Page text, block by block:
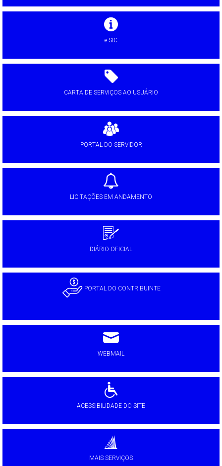
e-SIC
CARTA DE SERVIÇOS AO USUÁRIO
PORTAL DO SERVIDOR
LICITAÇÕES EM ANDAMENTO
DIÁRIO OFICIAL
PORTAL DO CONTRIBUINTE
WEBMAIL
ACESSIBILIDADE DO SITE
MAIS SERVIÇOS